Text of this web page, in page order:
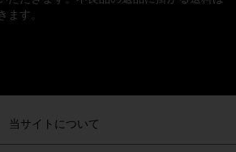
ます。
当サイトについて